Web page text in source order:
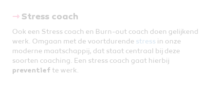
⇾ Stress coach
Ook een Stress coach en Burn-out coach doen gelijkend
werk. Omgaan met de voortdurende stress in onze
moderne maatschappij, dat staat centraal bij deze
soorten coaching. Een stress coach gaat hierbij
preventief te werk.